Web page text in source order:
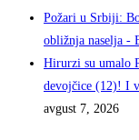
Požari u Srbiji:
obližnja naselja -
Hirurzi su umalo
devojčice (12)! I
avgust 7, 2026